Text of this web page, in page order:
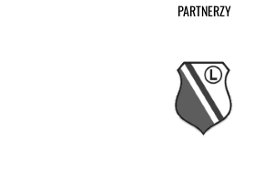
PARTNERZY